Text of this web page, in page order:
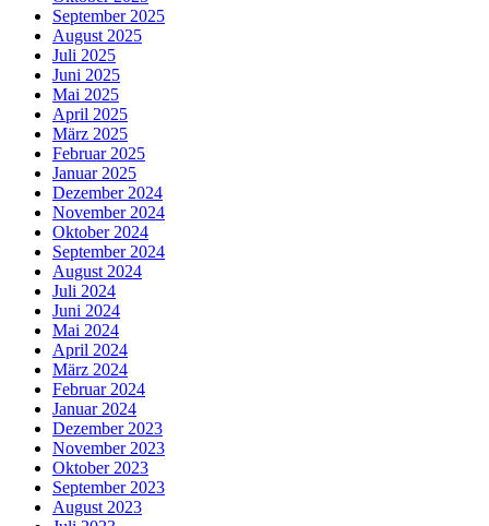
September 2025
August 2025
Juli 2025
Juni 2025
Mai 2025
April 2025
März 2025
Februar 2025
Januar 2025
Dezember 2024
November 2024
Oktober 2024
September 2024
August 2024
Juli 2024
Juni 2024
Mai 2024
April 2024
März 2024
Februar 2024
Januar 2024
Dezember 2023
November 2023
Oktober 2023
September 2023
August 2023